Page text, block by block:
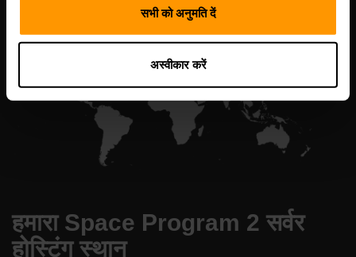
सभी को अनुमति दें
अस्वीकार करें
हमारा Space Program 2 सर्वर
होस्टिंग स्थान